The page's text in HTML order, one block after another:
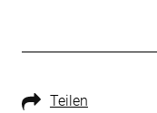
Teilen